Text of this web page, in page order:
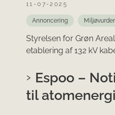
11-07-2025
Annoncering
Styrelsen for Grøn
etablering af 132 kV
Espoo –
til